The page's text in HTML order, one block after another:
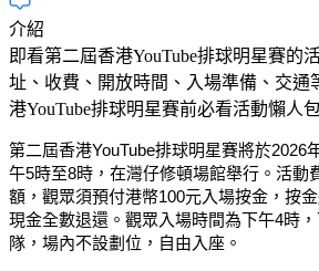
介紹
即看第二屆香港YouTube排球明星賽的
址、收費、開放時間、入場準備、交通
港YouTube排球明星賽前必看活動懶人包
第二屆香港YouTube排球明星賽將於2026
午5時至8時，在灣仔修頓場館舉行。活動
額，觀眾須預付港幣100元入場按金，按
現金全數退還。觀眾入場時間為下午4時
隊，場內不設劃位，自由入座。